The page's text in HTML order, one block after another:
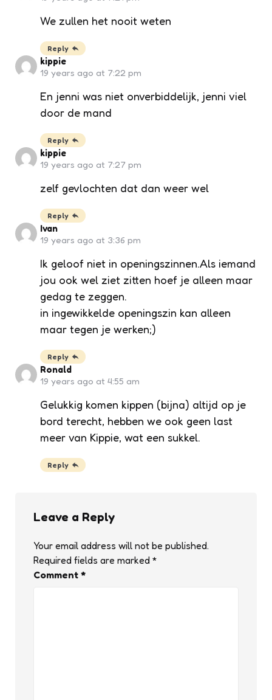
We zullen het nooit weten
Reply
kippie
19 years ago at 7:22 pm
En jenni was niet onverbiddelijk, jenni viel
door de mand
Reply
kippie
19 years ago at 7:27 pm
zelf gevlochten dat dan weer wel
Reply
Ivan
19 years ago at 3:36 pm
Ik geloof niet in openingszinnen.Als iemand
jou ook wel ziet zitten hoef je alleen maar
gedag te zeggen.
in ingewikkelde openingszin kan alleen
maar tegen je werken;)
Reply
Ronald
19 years ago at 4:55 am
Gelukkig komen kippen (bijna) altijd op je
bord terecht, hebben we ook geen last
meer van Kippie, wat een sukkel.
Reply
Leave a Reply
Your email address will not be published.
Required fields are marked *
Comment *